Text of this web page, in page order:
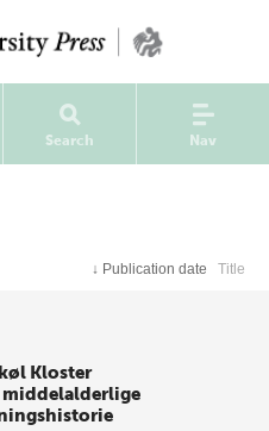
Search Nav
↓ Publication date Title
Kloster
middelalderlige